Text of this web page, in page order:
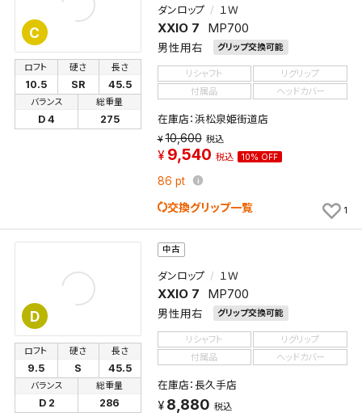
C
ダンロップ １Ｗ
XXIO 7 MP700
男性用右
グリップ交換可能
ロフト
10.5
硬さ
SR
長さ
45.5
バランス
D 4
総重量
275
リシャフト
リグリップ
付属品
ヘッドカバー
在庫店：浜松泉姫街道店
10,600 税込
9,540 税込 10% OFF
86 pt
交換グリップ一覧 1
D
中古
ダンロップ １Ｗ
XXIO 7 MP700
男性用右 グリップ交換可能
ロフト
9.5
硬さ
S
長さ
45.5
バランス
D 2
総重量
286
リシャフト
リグリップ
付属品
ヘッドカバー
在庫店：長久手店
8,880 税込